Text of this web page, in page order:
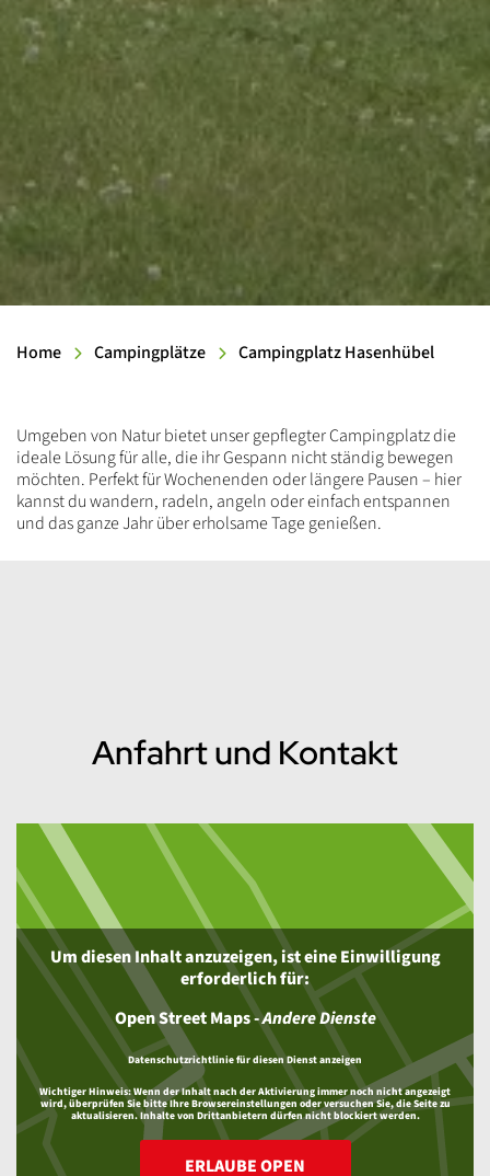
Home Campingplätze Campingplatz Hasenhübel
Einleitung
Umgeben von Natur bietet unser gepflegter Campingplatz die
ideale Lösung für alle, die ihr Gespann nicht ständig bewegen
möchten. Perfekt für Wochenenden oder längere Pausen – hier
kannst du wandern, radeln, angeln oder einfach entspannen
und das ganze Jahr über erholsame Tage genießen.
Anfahrt und Kontakt
Um diesen Inhalt anzuzeigen, ist eine Einwilligung
erforderlich für:
Open Street Maps-Andere Dienste
Datenschutzrichtlinie für diesen Dienst anzeigen
Wichtiger Hinweis:Wenn der Inhalt nach der Aktivierung immer noch nicht angezeigt
wird, überprüfen Sie bitte Ihre Browsereinstellungen oder versuchen Sie, die Seite zu
aktualisieren. Inhalte von Drittanbietern dürfen nicht blockiert werden.
ERLAUBE OPEN